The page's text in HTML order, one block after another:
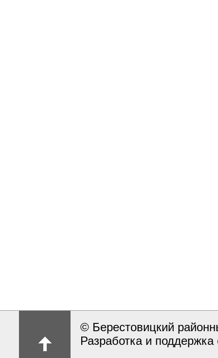
© Берестовицкий
Разработка и поддержка